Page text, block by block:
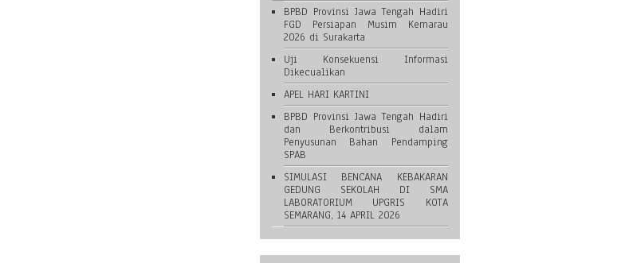
BPBD Provinsi Jawa Tengah Hadiri
FGD Persiapan Musim Kemarau
2026 di Surakarta
Uji Konsekuensi Informasi
Dikecualikan
APEL HARI KARTINI
BPBD Provinsi Jawa Tengah Hadiri
dan Berkontribusi dalam
Penyusunan Bahan Pendamping
SPAB
SIMULASI BENCANA KEBAKARAN
GEDUNG SEKOLAH DI SMA
LABORATORIUM UPGRIS KOTA
SEMARANG, 14 APRIL 2026